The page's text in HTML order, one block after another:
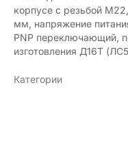
корпусе с резьбой
мм, напряжение
PNP переключающий,
изготовления Д16Т
Категории